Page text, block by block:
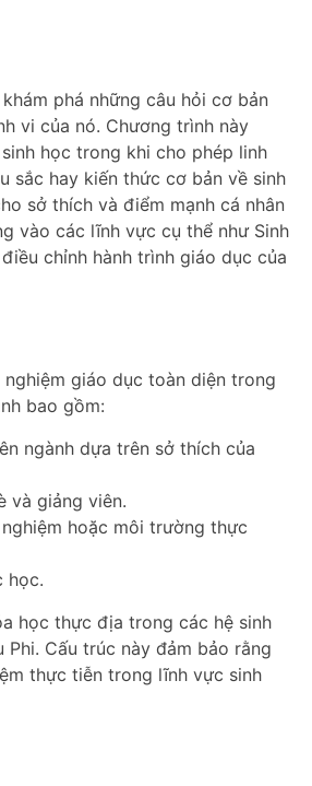
phá những câu hỏi cơ bản
vi của nó. Chương trình này
học trong khi cho phép linh
sắc hay kiến thức cơ bản về sinh
sở thích và điểm mạnh cá nhân
vào các lĩnh vực cụ thể như Sinh
chỉnh hành trình giáo dục của
giáo dục toàn diện trong
bao gồm:
ngành dựa trên sở thích của
và giảng viên.
hoặc môi trường thực
học.
học thực địa trong các hệ sinh
Cấu trúc này đảm bảo rằng
thực tiễn trong lĩnh vực sinh